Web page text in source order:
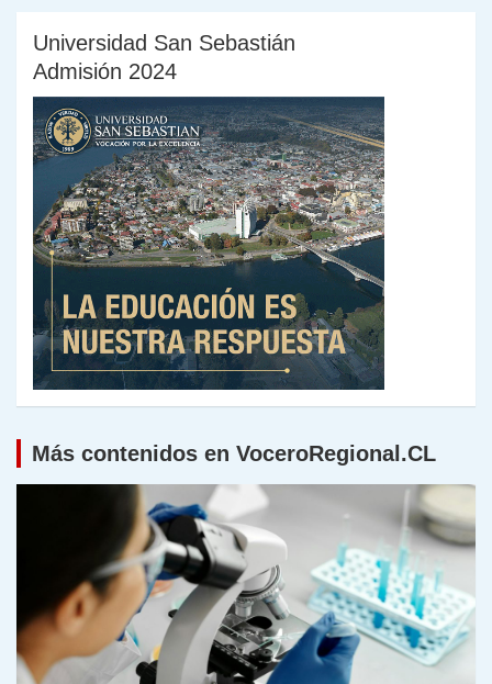
Universidad San Sebastián
Admisión 2024
Más contenidos en VoceroRegional.CL